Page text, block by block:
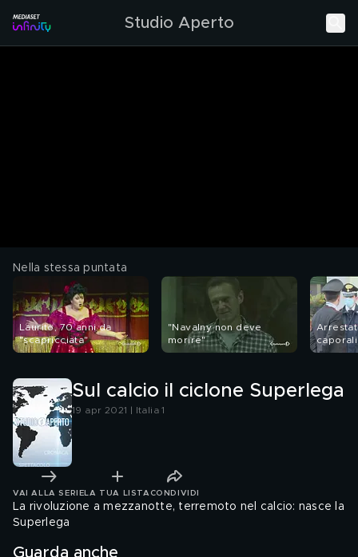
Studio Aperto
Nella stessa puntata
Laurito, 70 anni da
"scapricciata"
"Navalny non deve
morire"
caporali
Sul calcio il ciclone Superlega
19 apr 2021 | Italia 1
VAI ALLA SERIE LA TUA LISTA CONDIVIDI
La rivoluzione a mezzanotte, terremoto nel calcio: nasce la
Superlega
Guarda anche